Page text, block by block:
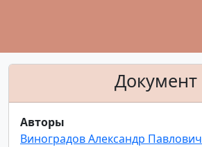
Документ
Авторы
Виноградов Александр Павлович